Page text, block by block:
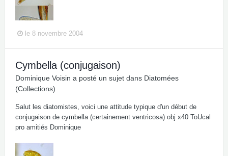
le 8 novembre 2004
Cymbella (conjugaison)
Dominique Voisin a posté un sujet dans Diatomées
(Collections)
Salut les diatomistes, voici une attitude typique d'un début de
conjugaison de cymbella (certainement ventricosa) obj x40 ToUcal
pro amitiés Dominique